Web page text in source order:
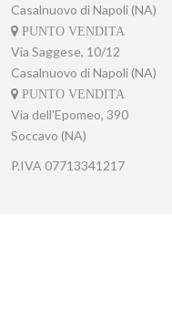
Casalnuovo di Napoli (NA)
PUNTO VENDITA
Via Saggese, 10/12
Casalnuovo di Napoli (NA)
PUNTO VENDITA
Via dell'Epomeo, 390
Soccavo (NA)
P.IVA 07713341217